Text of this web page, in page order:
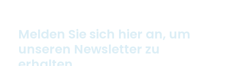
Melden Sie sich hier an, um
unseren Newsletter zu